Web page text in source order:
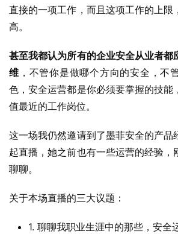
直接的一项工作，而且这项工作的上限
高。
甚至我都认为所有的企业安全从业者都
维 ，不管你是做哪个方向的安全，不
色，安全运营都是你必须要掌握的技能
值最近的工作岗位。
这一场我仍然邀请到了墨菲安全的产品
起直播，她之前也有一些运营的经验，
聊聊。
关于本场直播的三大议题：
1. 聊聊我职业生涯中的那些，安全